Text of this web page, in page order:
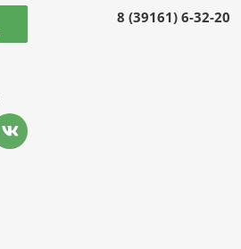
8 (39161) 6-32-20